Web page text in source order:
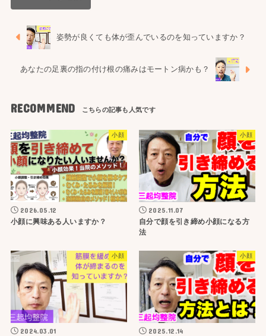
姿勢が良くても体が歪んでいるのを知っていますか？
あなたの足裏の指の付け根の痛みはモートン病かも？
RECOMMEND
小顔
2026.05.12
小顔に興味ある人いますか？
小顔
2025.11.07
自分で顔を引き締め小顔になる方
法
小顔
2024.03.01
小顔
2025.12.14